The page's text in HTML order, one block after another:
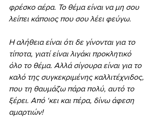
φρέσκο αέρα. Το θέμα είναι να μη σου
λείπει κάποιος που σου λέει φεύγω.
Η αλήθεια είναι ότι δε γίνονται για το
τίποτα, γιατί είναι λιγάκι προκλητικό
όλο το θέμα. Αλλά σίγουρα είναι για το
καλό της συγκεκριμένης καλλιτέχνιδος,
που τη θαυμάζω πάρα πολύ, αυτό το
ξέρει. Από ‘κει και πέρα, δίνω άφεση
αμαρτιών!